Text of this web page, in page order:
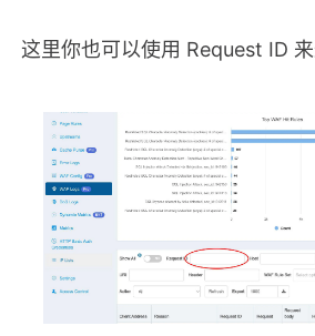
这里你也可以使用 Request ID 来